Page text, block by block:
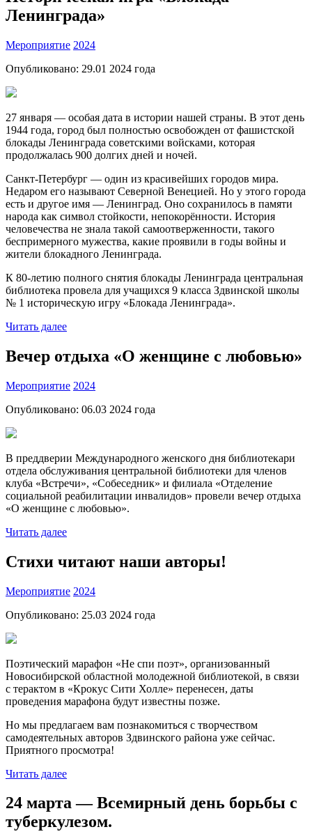
Ленинграда»
Мероприятие 2024
Опубликовано: 29.01 2024 года
27 января — особая дата в истории нашей страны. В этот день
1944 года, город был полностью освобожден от фашистской
блокады Ленинграда советскими войсками, которая
продолжалась 900 долгих дней и ночей.
Санкт-Петербург — один из красивейших городов мира.
Недаром его называют Северной Венецией. Но у этого города
есть и другое имя — Ленинград. Оно сохранилось в памяти
народа как символ стойкости, непокорённости. История
человечества не знала такой самоотверженности, такого
беспримерного мужества, какие проявили в годы войны и
жители блокадного Ленинграда.
К 80-летию полного снятия блокады Ленинграда центральная
библиотека провела для учащихся 9 класса Здвинской школы
№ 1 историческую игру «Блокада Ленинграда».
Читать далее
Вечер отдыха «О женщине с любовью»
Мероприятие 2024
Опубликовано: 06.03 2024 года
В преддверии Международного женского дня библиотекари
отдела обслуживания центральной библиотеки для членов
клуба «Встречи», «Собеседник» и филиала «Отделение
социальной реабилитации инвалидов» провели вечер отдыха
«О женщине с любовью».
Читать далее
Стихи читают наши авторы!
Мероприятие 2024
Опубликовано: 25.03 2024 года
Поэтический марафон «Не спи поэт», организованный
Новосибирской областной молодежной библиотекой, в связи
с терактом в «Крокус Сити Холле» перенесен, даты
проведения марафона будут известны позже.
Но мы предлагаем вам познакомиться с творчеством
самодеятельных авторов Здвинского района уже сейчас.
Приятного просмотра!
Читать далее
24 марта — Всемирный день борьбы с
туберкулезом.